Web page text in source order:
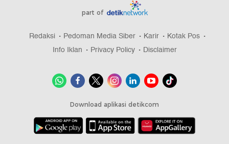
part of
Redaksi Pedoman Media Siber Karir
Kotak Pos
Info Iklan
Privacy Policy Disclaimer
Download aplikasi detikcom